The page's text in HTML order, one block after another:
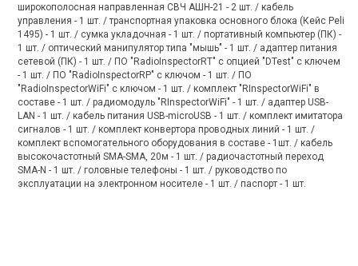
широкополосная направленная СВЧ АШН-21 - 2 шт. / кабель
управления - 1 шт. / транспортная упаковка основного блока (Кейс Peli
1495) - 1 шт. / сумка укладочная - 1 шт. / портативный компьютер (ПК) -
1 шт. / оптический манипулятор типа "мышь" - 1 шт. / адаптер питания
сетевой (ПК) - 1 шт. / ПО "RadioInspectorRT" с опцией "DTest" с ключем
- 1 шт. / ПО "RadioInspectorRP" с ключом - 1 шт. / ПО
"RadioInspectorWiFi" с ключом - 1 шт. / комплект "RInspectorWiFi" в
составе - 1 шт. / радиомодуль "RInspectorWiFi" - 1 шт. / адаптер USB-
LAN - 1 шт. / кабель питания USB-microUSB - 1 шт. / комплект имитатора
сигналов - 1 шт. / комплект конвертора проводных линий - 1 шт. /
комплект вспомогательного оборудования в составе - 1шт. / кабель
высокочастотный SMA-SMA, 20м - 1 шт. / радиочастотный переход
SMA-N - 1 шт. / головные телефоны - 1 шт. / руководство по
эксплуатации на электронном носителе - 1 шт. / паспорт - 1 шт.